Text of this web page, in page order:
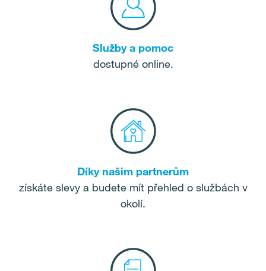
Služby a pomoc
dostupné online.
Díky našim partnerům
získáte slevy a budete mít přehled o službách v
okolí.